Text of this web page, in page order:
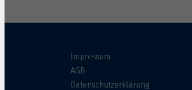
Impressum
AGB
Datenschutzerklärung